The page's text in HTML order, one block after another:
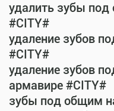
удалить зубы
#CITY#
удаление зубов
#CITY#
удаление зубов
армавире #CITY#
зубы под общим